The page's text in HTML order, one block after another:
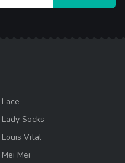
Lace
Lady Socks
Louis Vital
Mei Mei